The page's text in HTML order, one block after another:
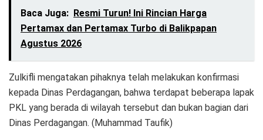
Baca Juga: Resmi Turun! Ini Rincian Harga
Pertamax dan Pertamax Turbo di Balikpapan
Agustus 2026
Zulkifli mengatakan pihaknya telah melakukan konfirmasi
kepada Dinas Perdagangan, bahwa terdapat beberapa lapak
PKL yang berada di wilayah tersebut dan bukan bagian dari
Dinas Perdagangan. (Muhammad Taufik)